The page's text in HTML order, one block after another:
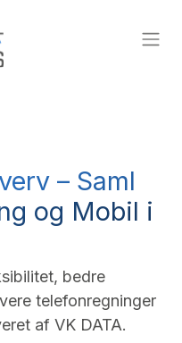
– Saml
og Mobil i
bedre
telefonregninger
af VK DATA.